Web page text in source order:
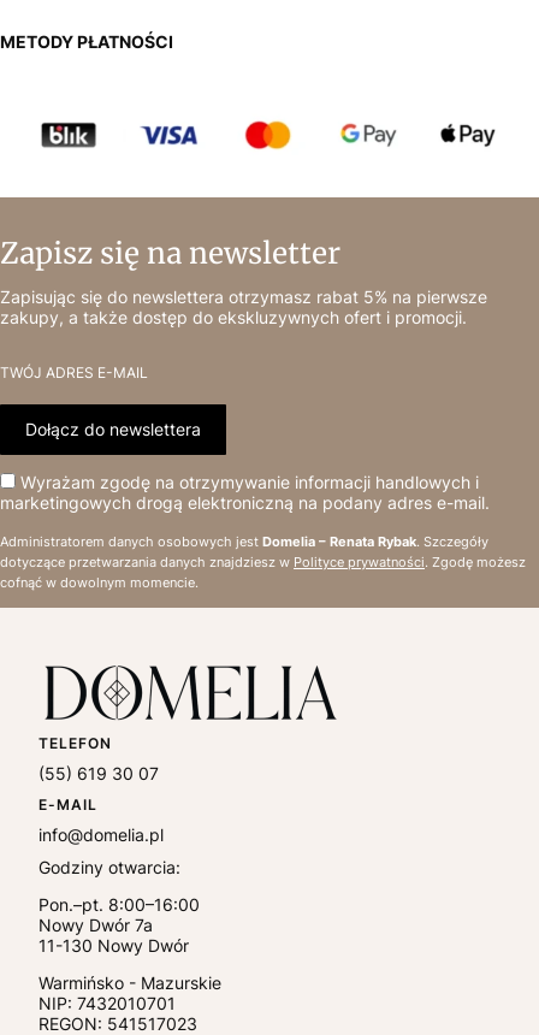
METODY PŁATNOŚCI
Zapisz się na newsletter
Zapisując się do newslettera otrzymasz rabat 5% na pierwsze
zakupy, a także dostęp do ekskluzywnych ofert i promocji.
TWÓJ ADRES E-MAIL
Dołącz do newslettera
Wyrażam zgodę na otrzymywanie informacji handlowych i
marketingowych drogą elektroniczną na podany adres e-mail.
Administratorem danych osobowych jest Domelia – Renata Rybak. Szczegóły
dotyczące przetwarzania danych znajdziesz w Polityce prywatności. Zgodę możesz
cofnąć w dowolnym momencie.
TELEFON
(55) 619 30 07
E-MAIL
info@domelia.pl
Godziny otwarcia:
Pon.–pt. 8:00–16:00
Nowy Dwór 7a
11-130 Nowy Dwór
Warmińsko - Mazurskie
NIP: 7432010701
REGON: 541517023